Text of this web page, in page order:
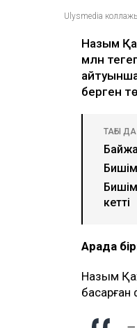
Ulysmedia коллажы
млн
берген
ТАҒЫ